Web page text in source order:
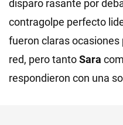
disparo rasante por
contragolpe perfecto
fueron claras ocasiones
red, pero tantoSara
respondieron con una